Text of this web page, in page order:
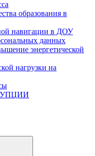
образования в
навигации в ДОУ
данных
энергетической
нагрузки на